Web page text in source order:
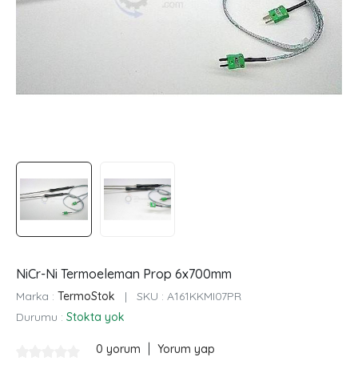
NiCr-Ni Termoeleman Prop 6x700mm
Marka : TermoStok | SKU : A161KKMI07PR
Durumu : Stokta yok
0 yorum Yorum yap